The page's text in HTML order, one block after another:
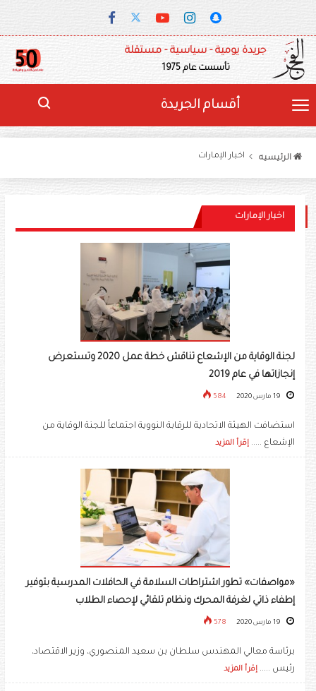
جريدة يومية - سياسية - مستقلة
تأسست عام 1975
أقسام الجريدة
الرئيسيه اخبار الإمارات
اخبار الإمارات
لجنة الوقاية من الإشعاع تناقش خطة عمل 2020 وتستعرض
إنجازاتها في عام 2019
584
استضافت الهيئة الاتحادية للرقابة النووية اجتماعاً للجنة الوقاية من
الإشعاع ..... إقرأ المزيد
«مواصفات» تطور اشتراطات السلامة في الحافلات المدرسية بتوفير
إطفاء ذاتي لغرفة المحرك ونظام تلقائي لإحصاء الطلاب
578
برئاسة معالي المهندس سلطان بن سعيد المنصوري، وزير الاقتصاد،
رئيس ..... إقرأ المزيد